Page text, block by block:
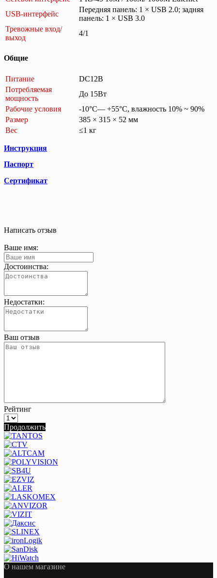
USB-интерфейс
Передняя панель: 1 × USB 2.0; задняя
панель: 1 × USB 3.0
Тревожные вход/
выход
4/1
Общие
Питание
DC12В
Потребляемая
мощность
До 15Вт
Рабочие условия
-10°C— +55°C, влажность 10% ~ 90%
Размер
385 × 315 × 52 мм
Вес
≤1 кг
Инструкция
Паспорт
Сертификат
Написать отзыв
Ваше имя:
Достоинства:
Недостатки:
Ваш отзыв
Рейтинг
Продолжить
О нашем магазине